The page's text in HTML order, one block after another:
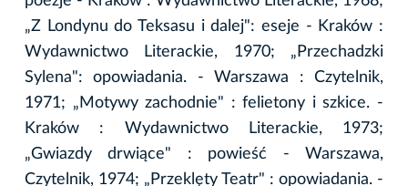
„Z Londynu do Teksasu i dalej": eseje - Kraków :
Wydawnictwo Literackie, 1970; „Przechadzki
Sylena": opowiadania. - Warszawa : Czytelnik,
1971; „Motywy zachodnie" : felietony i szkice. -
Kraków : Wydawnictwo Literackie, 1973;
„Gwiazdy drwiące" : powieść - Warszawa,
Czytelnik, 1974; „Przeklęty Teatr" : opowiadania. -